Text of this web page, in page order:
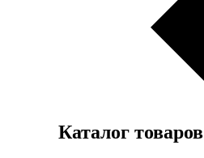
Каталог товаров